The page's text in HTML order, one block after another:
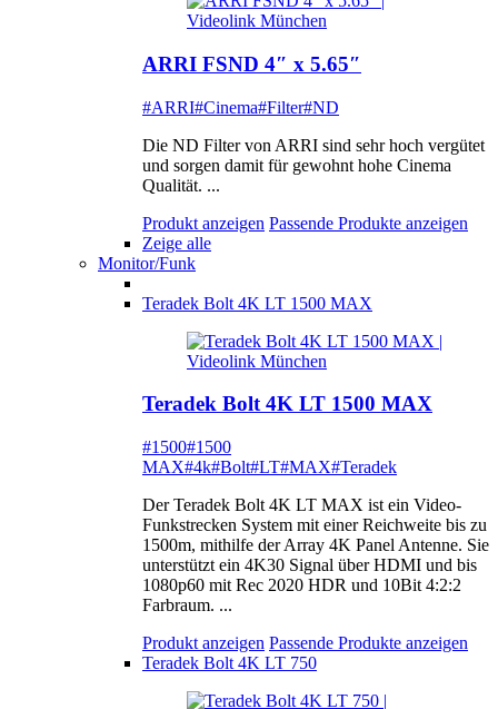
ARRI FSND 4″ x 5.65″
#ARRI#Cinema#Filter#ND
Die ND Filter von ARRI sind sehr hoch vergütet
und sorgen damit für gewohnt hohe Cinema
Qualität. ...
Produkt anzeigen Passende Produkte anzeigen
Zeige alle
Monitor/Funk
Teradek Bolt 4K LT 1500 MAX
Teradek Bolt 4K LT 1500 MAX
#1500#1500
MAX#4k#Bolt#LT#MAX#Teradek
Der Teradek Bolt 4K LT MAX ist ein Video-
Funkstrecken System mit einer Reichweite bis zu
1500m, mithilfe der Array 4K Panel Antenne. Sie
unterstützt ein 4K30 Signal über HDMI und bis
1080p60 mit Rec 2020 HDR und 10Bit 4:2:2
Farbraum. ...
Produkt anzeigen Passende Produkte anzeigen
Teradek Bolt 4K LT 750